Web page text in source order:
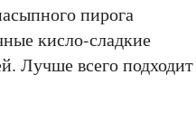
пирога
кисло-сладкие
Лучше всего подходит